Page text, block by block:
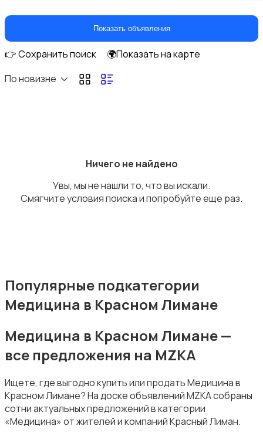
Добыча сырья, энергетика
Информационные технологии
Искусство и развлечения
Показать объявления
👉 Сохранить поиск
🌍Показать на карте
По новизне
Ничего не найдено
Увы, мы не нашли то, что вы искали.
Смягчите условия поиска и попробуйте еще раз.
Популярные подкатегории
Медицина в Красном Лимане
Медицина в Красном Лимане —
все предложения на MZKA
Ищете, где выгодно купить или продать Медицина в
Красном Лимане? На доске объявлений MZKA собраны
сотни актуальных предложений в категории
«Медицина» от жителей и компаний Красный Лиман.